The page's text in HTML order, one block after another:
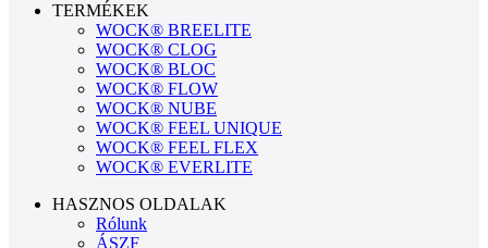
TERMÉKEK
WOCK® BREELITE
WOCK® CLOG
WOCK® BLOC
WOCK® FLOW
WOCK® NUBE
WOCK® FEEL UNIQUE
WOCK® FEEL FLEX
WOCK® EVERLITE
HASZNOS OLDALAK
Rólunk
ÁSZF